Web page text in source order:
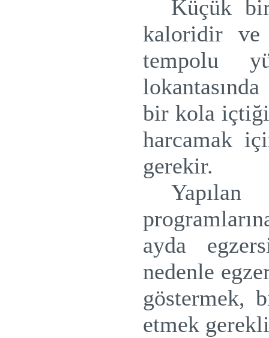
Küçük
kaloridir
tempolu
bir kola
harcamak
gerekir.
ayda
nedenle
göstermek,
etmek